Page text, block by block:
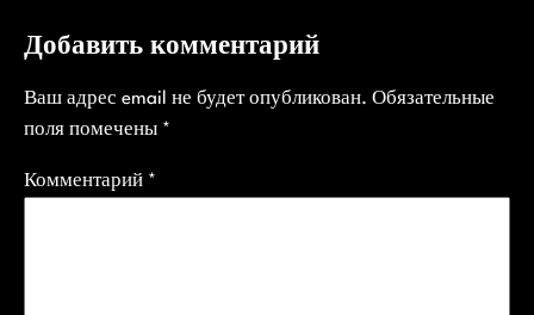
Добавить комментарий
Ваш адрес email не будет опубликован. Обязательные
поля помечены *
Комментарий *